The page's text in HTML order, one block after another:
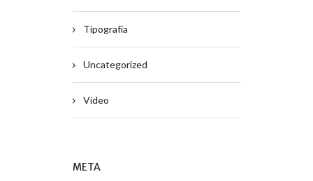
Tipografía
Uncategorized
Video
META